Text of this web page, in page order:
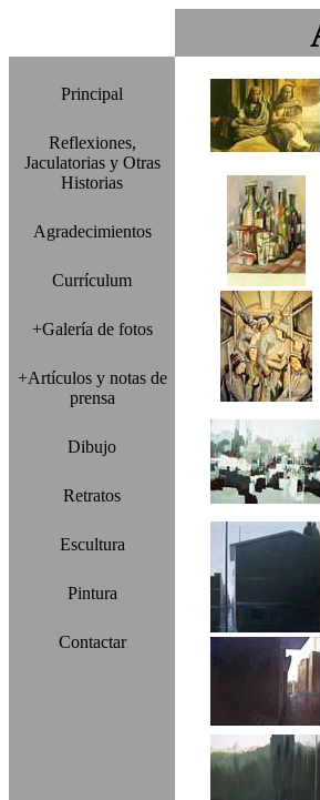
Principal
Reflexiones,
Jaculatorias y Otras
Historias
Agradecimientos
Currículum
+Galería de fotos
+Artículos y notas de
prensa
Dibujo
Retratos
Escultura
Pintura
Contactar